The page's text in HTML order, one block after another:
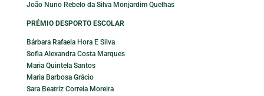
João Nuno Rebelo da Silva Monjardim Quelhas
PRÉMIO DESPORTO ESCOLAR
Bárbara Rafaela Hora E Silva
Sofia Alexandra Costa Marques
Maria Quintela Santos
Maria Barbosa Grácio
Sara Beatriz Correia Moreira